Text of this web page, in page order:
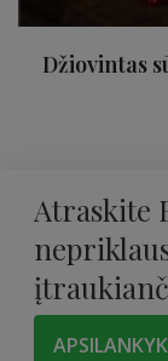
Džiovintas
Atraskite